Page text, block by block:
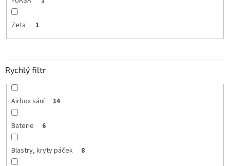
Zeta 1
Rychlý filtr
Airbox sání 14
Baterie 6
Blastry, kryty páček 8